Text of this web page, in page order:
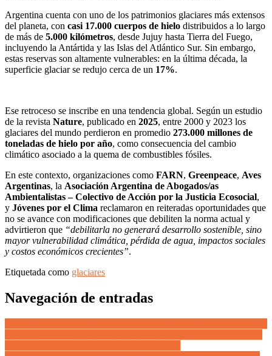
Argentina cuenta con uno de los patrimonios glaciares más extensos
del planeta, con casi 17.000 cuerpos de hielo distribuidos a lo largo
de más de 5.000 kilómetros, desde Jujuy hasta Tierra del Fuego,
incluyendo la Antártida y las Islas del Atlántico Sur. Sin embargo,
estas reservas son altamente vulnerables: en la última década, la
superficie glaciar se redujo cerca de un 17%.
Ese retroceso se inscribe en una tendencia global. Según un estudio
de la revista Nature, publicado en 2025, entre 2000 y 2023 los
glaciares del mundo perdieron en promedio 273.000 millones de
toneladas de hielo por año, como consecuencia del cambio
climático asociado a la quema de combustibles fósiles.
En este contexto, organizaciones como FARN, Greenpeace, Aves
Argentinas, la Asociación Argentina de Abogados/as
Ambientalistas – Colectivo de Acción por la Justicia Ecosocial,
y Jóvenes por el Clima reclamaron en reiteradas oportunidades que
no se avance con modificaciones que debiliten la norma actual y
advirtieron que “debilitarla no generará desarrollo sostenible, sino
mayor vulnerabilidad climática, pérdida de agua, impactos sociales
y costos económicos crecientes”.
Etiquetada como glaciares
Navegación de entradas